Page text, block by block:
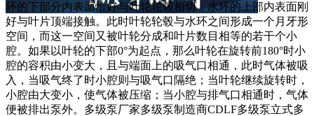
环的下部分内表面恰好与叶轮轮毂相切，水环的上部内表面刚
好与叶片顶端接触。此时叶轮轮毂与水环之间形成一个月牙形
空间，而这一空间又被叶轮分成和叶片数目相等的若干个小
腔。如果以叶轮的下部0°为起点，那么叶轮在旋转前180°时小
腔的容积由小变大，且与端面上的吸气口相通，此时气体被吸
入，当吸气终了时小腔则与吸气口隔绝；当叶轮继续旋转时，
小腔由大变小，使气体被压缩；当小腔与排气口相通时，气体
便被排出泵外。多级泵厂家多级泵制造商CDLF多级泵立式多